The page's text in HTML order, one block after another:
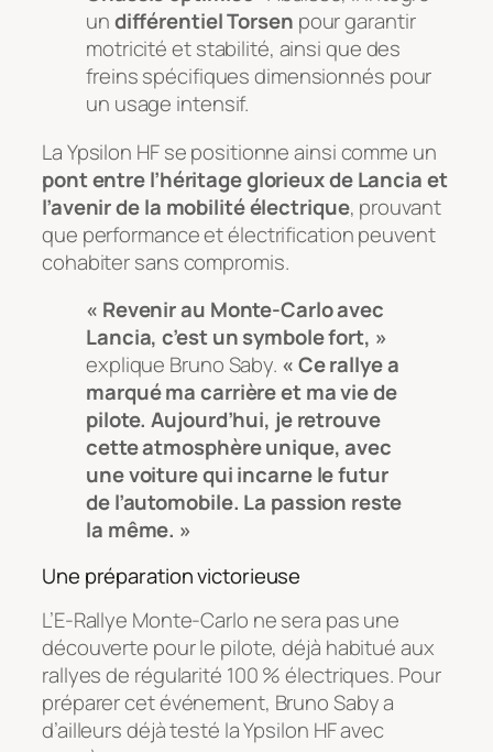
undifférentiel Torsen pour garantir
motricité et stabilité, ainsi que des
freins spécifiques dimensionnés pour
un usage intensif.
La Ypsilon HF se positionne ainsi comme un
pont entre l’héritage glorieux de Lancia et
l’avenir de la mobilité électrique, prouvant
que performance et électrification peuvent
cohabiter sans compromis.
« Revenir au Monte-Carlo avec
Lancia, c’est un symbole fort, »
explique Bruno Saby. « Ce rallye a
marqué ma carrière et ma vie de
pilote. Aujourd’hui, je retrouve
cette atmosphère unique, avec
une voiture qui incarne le futur
de l’automobile. La passion reste
la même. »
Une préparation victorieuse
L’E-Rallye Monte-Carlo ne sera pas une
découverte pour le pilote, déjà habitué aux
rallyes de régularité 100 % électriques. Pour
préparer cet événement, Bruno Saby a
d’ailleurs déjà testé la Ypsilon HF avec